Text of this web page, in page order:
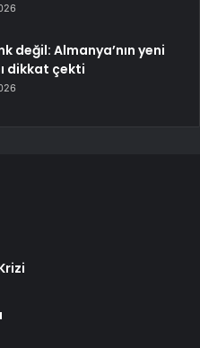
değil: Almanya’nın yeni
dikkat çekti